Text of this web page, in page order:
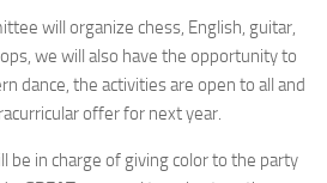
will organize chess, English, guitar,
we will also have the opportunity to
dance, the activities are open to all and
offer for next year.
be in charge of giving color to the party